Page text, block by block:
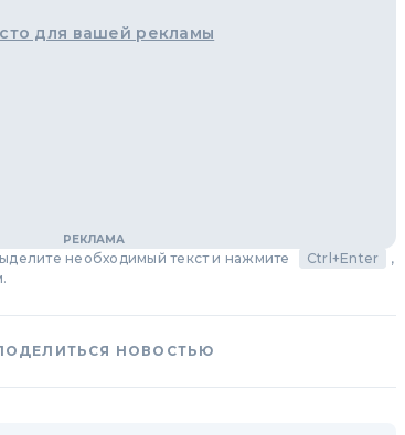
для вашей рекламы
необходимый текст и нажмите Ctrl+Enter
,
НОВОСТЬЮ